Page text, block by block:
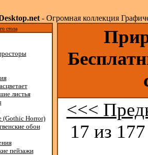
- Огромная коллекция
стола
листья
(Gothic Horror)
обои
пейзажи
<<<
17 из